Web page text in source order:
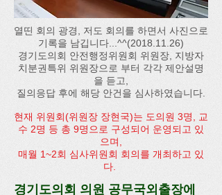
열띤 회의 광경, 저도 회의를 하면서 사진으로
기록을 남깁니다...^^(2018.11.26)
경기도의회 안전행정위원회 위원장, 지방자
치분권특위 위원장으로 부터 각각 제안설명
을 듣고,
질의응답 후에 해당 안건을 심사하였습니다.​
현재 위원회(위원장 장현국)는 도의원 3명, 교
수 2명 등 총 9명으로 구성되어 운영되고 있
으며,
​매월 1~2회 심사위원회 회의를 개최하고 있
다.
경기도의회 의원 공무국외출장에